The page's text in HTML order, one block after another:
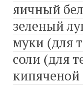
яичный
зеленый
муки (для
соли (для
кипяченой